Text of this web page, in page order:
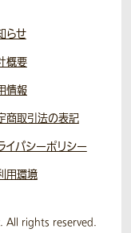
らせ
概要
情報
商取引法の表記
イバシーポリシー
用環境
rights reserved.